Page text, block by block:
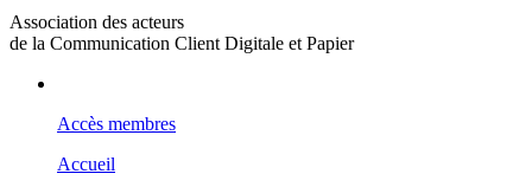
Association des acteurs
de la Communication Client Digitale et Papier
Accès membres
Accueil